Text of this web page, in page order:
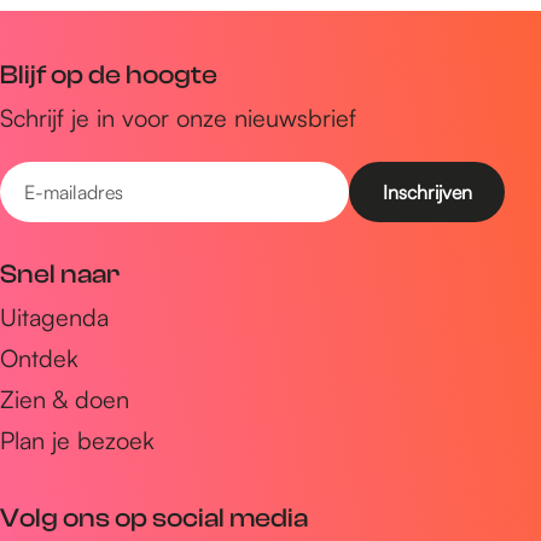
Blijf op de hoogte
Schrijf je in voor onze nieuwsbrief
E
-
a
i
l
a
d
e
Snel naar
Uitagenda
Ontdek
Zien & doen
Plan je bezoek
Volg ons op social media